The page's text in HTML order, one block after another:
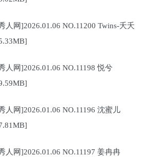
人网]2026.01.06 NO.11200 Twins-夭夭
人网]2026.01.06 NO.11198 悦兮
人网]2026.01.06 NO.11196 沈蜜儿
人网]2026.01.06 NO.11197 姜冉冉